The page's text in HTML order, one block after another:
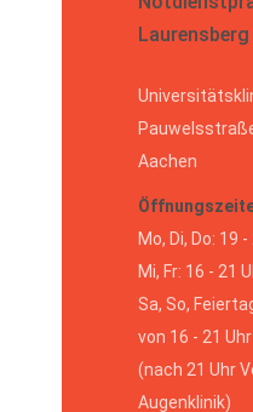
Laurensberg
Aachen
Mo, Di, Do: 19
Mi, Fr: 16 - 21
Sa, So,
von 16 - 21 Uhr
(nach 21 Uhr
Augenklinik)